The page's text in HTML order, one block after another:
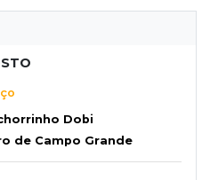
Dobi
de Campo Grande